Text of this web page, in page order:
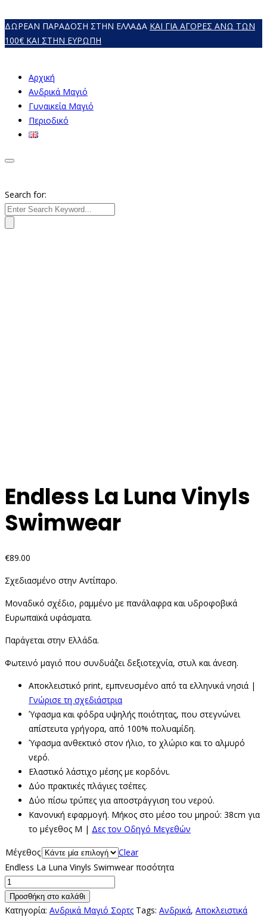
ΔΩΡΕΑΝ ΠΑΡΑΔΟΣΗ ΣΤΗΝ ΕΛΛΑΔΑ ΚΑΙ ΓΙΑ ΑΓΟΡΕΣ ΑΝΩ ΤΩΝ
100€ ΚΑΙ ΣΤΗΝ ΕΥΡΩΠΗ
Αρχική
Ανδρικά Μαγιό
Γυναικεία Mαγιό
Περιοδικό
Search for:
Endless La Luna Vinyls
Swimwear
€89.00
Σχεδιασμένο στην Αντίπαρο.
Μοναδικό σχέδιο, ραμμένο με πανάλαφρα και υδροφοβικά
Ευρωπαϊκά υφάσματα.
Παράγεται στην Ελλάδα.
Φωτεινό μαγιό που συνδυάζει δεξιοτεχνία, στυλ και άνεση.
Αποκλειστικό print, εμπνευσμένο από τα ελληνικά νησιά |
Γνώρισε τη σχεδιάστρια
Ύφασμα και φόδρα υψηλής ποιότητας, που στεγνώνει
απίστευτα γρήγορα, από 100% πολυαμίδη.
Ύφασμα ανθεκτικό στον ήλιο, το χλώριο και το αλμυρό
νερό.
Ελαστικό λάστιχο μέσης με κορδόνι.
Δύο πρακτικές πλάγιες τσέπες.
Δύο πίσω τρύπες για αποστράγγιση του νερού.
Κανονική εφαρμογή. Μήκος στο μέσο του μηρού: 38cm για
το μέγεθος M | Δες τον Οδηγό Μεγεθών
Μέγεθος
Clear
Endless La Luna Vinyls Swimwear ποσότητα
Προσθήκη στο καλάθι
Κατηγορία: Ανδρικά Μαγιό Σορτς Tags: Ανδρικά, Αποκλειστικά